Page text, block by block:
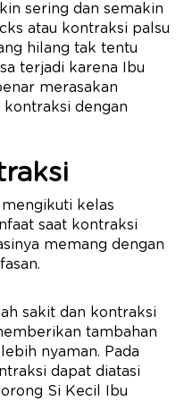
sering dan semakin
atau kontraksi palsu
hilang tak tentu
terjadi karena Ibu
merasakan
kontraksi dengan
mengikuti kelas
saat kontraksi
memang dengan
sakit dan kontraksi
tambahan
nyaman. Pada
dapat diatasi
Si Kecil Ibu